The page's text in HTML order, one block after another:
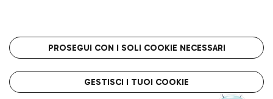
Roma FCO
L'aeroporto stellato
PROSEGUI CON I SOLI COOKIE NECESSARI
GESTISCI I TUOI COOKIE